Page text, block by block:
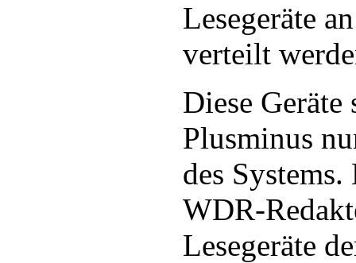
Lesegeräte
verteilt
Diese
Plusminus
des
WDR-
Lesegeräte